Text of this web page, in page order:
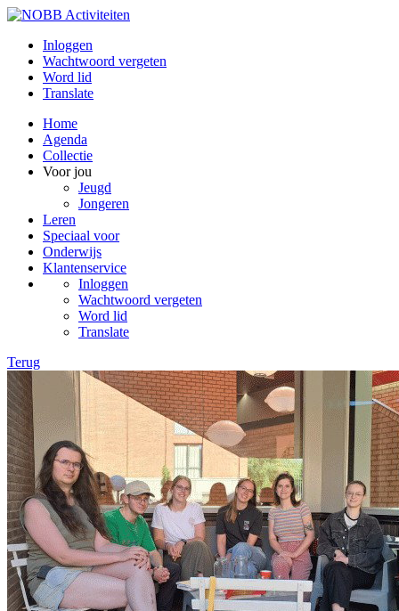
Inloggen
Wachtwoord vergeten
Word lid
Translate
Home
Agenda
Collectie
Voor jou
Jeugd
Jongeren
Leren
Speciaal voor
Onderwijs
Klantenservice
Inloggen
Wachtwoord vergeten
Word lid
Translate
Terug